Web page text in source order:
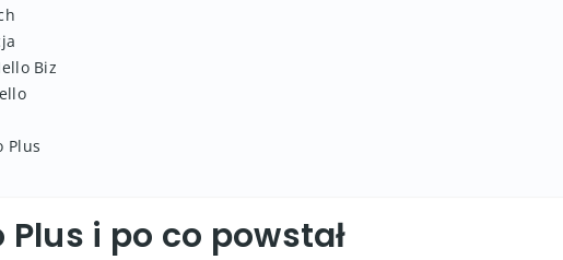
Biz
Plus
i po co powstał